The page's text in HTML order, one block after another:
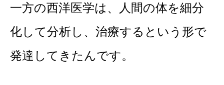
一方の西洋医学は、人間の体を細分
化して分析し、治療するという形で
発達してきたんです。